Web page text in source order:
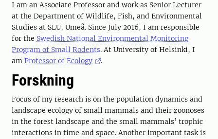
I am an Associate Professor and work as Senior Lecturer
at the Department of Wildlife, Fish, and Environmental
Studies at SLU, Umeå. Since July 2016, I am responsible
for the Swedish National Environmental Monitoring
Program of Small Rodents. At University of Helsinki, I
am Professor of Ecology .
Forskning
Focus of my research is on the population dynamics and
landscape ecology of small mammals and their zoonoses
in the forest landscape and the small mammals’ trophic
interactions in time and space. Another important task is